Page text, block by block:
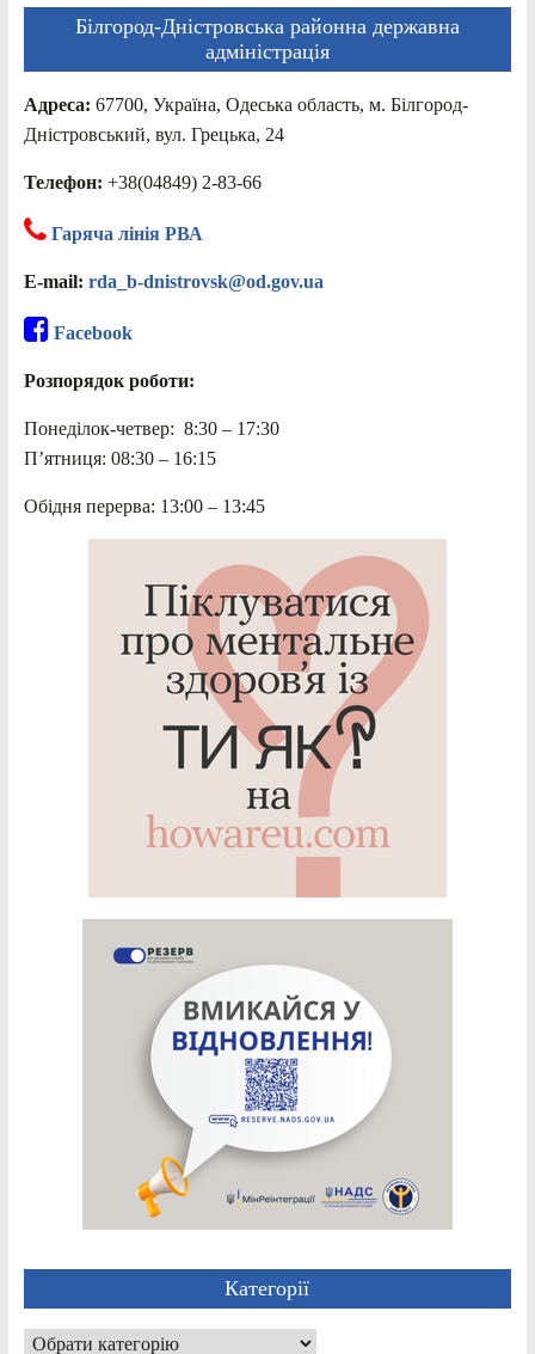
Білгород-Дністровська районна державна
адміністрація
Адреса: 67700, Україна, Одеська область, м. Білгород-
Дністровський, вул. Грецька, 24
Телефон: +38(04849) 2-83-66
Гаряча лінія РВА
E-mail: rda_b-dnistrovsk@od.gov.ua
Facebook
Розпорядок роботи:
Понеділок-четвер: 8:30 – 17:30
П’ятниця: 08:30 – 16:15
Обідня перерва: 13:00 – 13:45
Категорії
Категорії